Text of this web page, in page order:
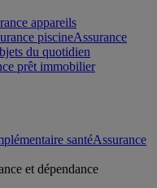
appareils
piscineAssurance
du quotidien
santéAssurance